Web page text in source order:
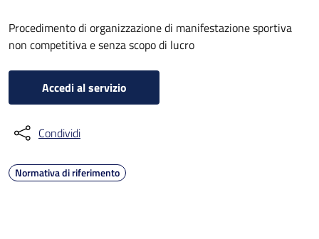
Procedimento di organizzazione di manifestazione sportiva
non competitiva e senza scopo di lucro
Accedi al servizio
Condividi
Normativa di riferimento